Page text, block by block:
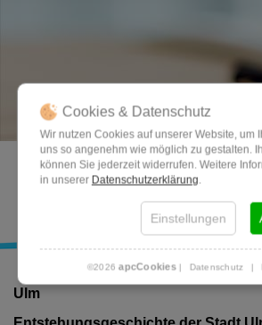
Ulm
Cookies & Datenschutz
Wir nutzen Cookies auf unserer Website, um
uns so angenehm wie möglich zu gestalten.
können Sie jederzeit widerrufen. Weitere
in unserer Datenschutzerklärung.
Einstellungen
©2026apcCookies| Datenschutz |